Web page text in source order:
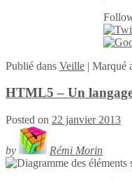
Publié dans Veille | Marqué
HTML5 – Un
Posted on 22 janvier 2013
by Rémi Morin